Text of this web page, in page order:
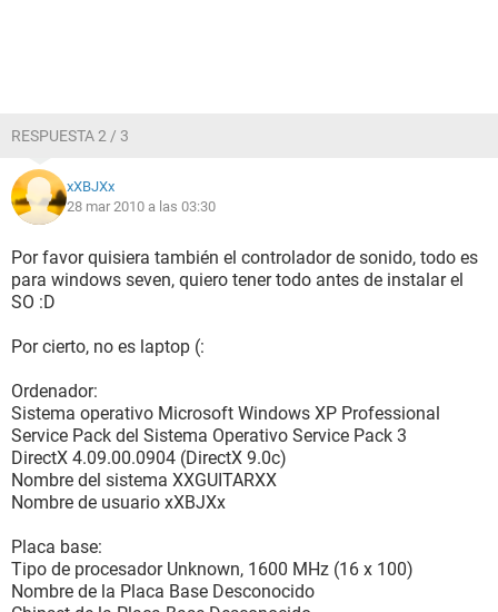
RESPUESTA 2 / 3
xXBJXx
28 mar 2010 a las 03:30
Por favor quisiera también el controlador de sonido, todo es
para windows seven, quiero tener todo antes de instalar el
SO :D
Por cierto, no es laptop (:
Ordenador:
Sistema operativo Microsoft Windows XP Professional
Service Pack del Sistema Operativo Service Pack 3
DirectX 4.09.00.0904 (DirectX 9.0c)
Nombre del sistema XXGUITARXX
Nombre de usuario xXBJXx
Placa base:
Tipo de procesador Unknown, 1600 MHz (16 x 100)
Nombre de la Placa Base Desconocido